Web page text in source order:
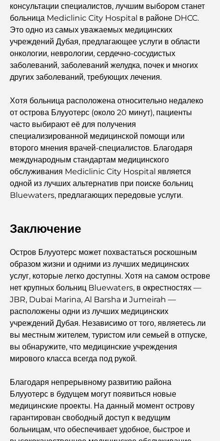
Самые дорогие автомобили Tesla: инновации и
производительность.
Рестораны «Аль-Васл»: самые известные заведения
Дубая.
Топ-10 самых богатых стран мира
Чем заняться с детьми в Дубае: полный семейный
путеводитель
Лучшие пляжные курорты Дубая для роскошного
отдыха.
Романтические места в Дубае для незабываемых
Лучшие рестораны для делового обеда в DIFC
Самые дорогие бренды одежды в мире
Османская архитектура: богатое наследие искусства,
культуры и империи.
Как выбрать финансового консультанта в Дубае?
Самые дорогие частные самолеты: взгляд изнутри на
мир роскоши в авиации для миллиардеров.
консультации специалистов, лучшим выбором станет
больница Mediclinic City Hospital в районе DHCC.
Это одно из самых уважаемых медицинских
учреждений Дубая, предлагающее услуги в области
онкологии, неврологии, сердечно-сосудистых
заболеваний, заболеваний желудка, почек и многих
других заболеваний, требующих лечения.
Хотя больница расположена относительно недалеко
от острова Блууотерс (около 20 минут), пациенты
часто выбирают её для получения
специализированной медицинской помощи или
второго мнения врачей-специалистов. Благодаря
международным стандартам медицинского
обслуживания Mediclinic City Hospital является
одной из лучших альтернатив при поиске больниц
Bluewaters, предлагающих передовые услуги.
Заключение
Остров Блууотерс может похвастаться роскошным
образом жизни и одними из лучших медицинских
услуг, которые легко доступны. Хотя на самом острове
нет крупных больниц Bluewaters, в окрестностях —
JBR, Dubai Marina, Al Barsha и Jumeirah —
расположены одни из лучших медицинских
учреждений Дубая. Независимо от того, являетесь ли
вы местным жителем, туристом или семьей в отпуске,
вы обнаружите, что медицинские учреждения
мирового класса всегда под рукой.
Благодаря непрерывному развитию района
Блууотерс в будущем могут появиться новые
медицинские проекты. На данный момент острову
гарантирован свободный доступ к ведущим
больницам, что обеспечивает удобное, быстрое и